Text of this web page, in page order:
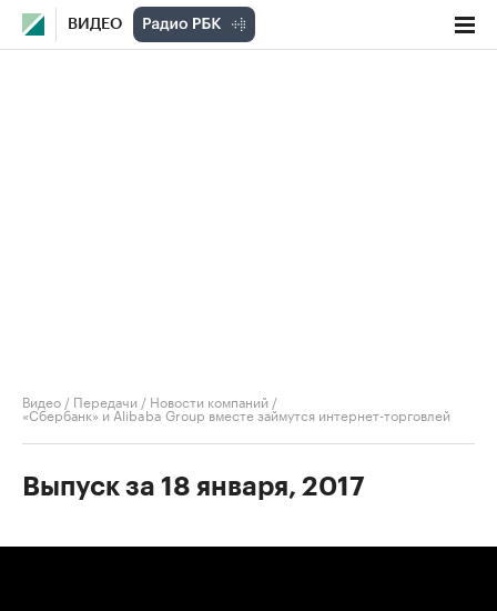
ВИДЕО
Видео / Передачи / Новости компаний /
«Сбербанк» и Alibaba Group вместе займутся интернет-торговлей
Выпуск за 18 января, 2017